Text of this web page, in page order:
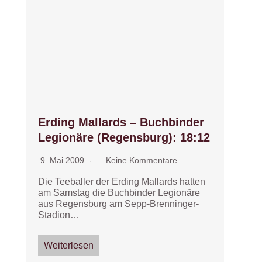
Erding Mallards – Buchbinder
Legionäre (Regensburg): 18:12
9. Mai 2009 Keine Kommentare
Die Teeballer der Erding Mallards hatten
am Samstag die Buchbinder Legionäre
aus Regensburg am Sepp-Brenninger-
Stadion…
Weiterlesen